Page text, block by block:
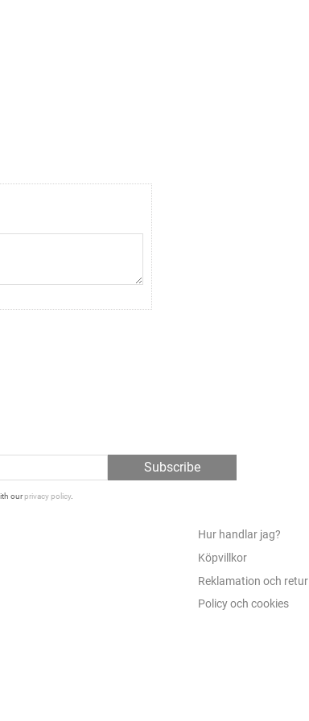
Subscribe
ourprivacy policy.
Hur handlar jag?
Köpvillkor
Reklamation och retur
Policy och cookies